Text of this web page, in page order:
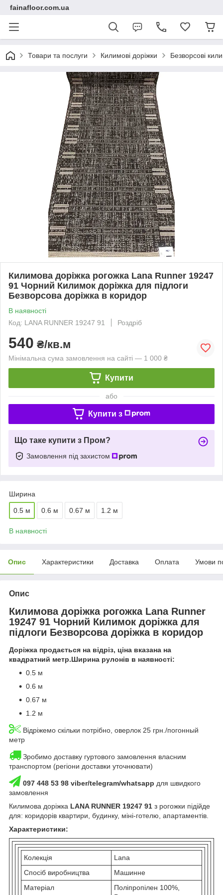
fainafloor.com.ua
Товари та послуги Килимові доріжки Безворсові
Килимова доріжка рогожка Lana Runner 19247
91 Чорний Килимок доріжка для підлоги
Безворсова доріжка в коридор
В наявності
Код: LANA RUNNER 19247 91
Роздріб
540 ₴/кв.м
Мінімальна сума замовлення на сайті — 1 000 ₴
Купити
або
Купити з
Що таке купити з Пром?
Замовлення під захистом
Ширина
0.5 м 0.6 м 0.67 м 1.2 м
В наявності
Опис Характеристики Доставка Оплата Умови
Опис
Килимова доріжка рогожка Lana Runner
19247 91 Чорний Килимок доріжка для
підлоги Безворсова доріжка в коридор
Доріжка продається на відріз, ціна вказана на
квадратний метр.Ширина рулонів в наявності:
0.5 м
0.6 м
0.67 м
1.2 м
Відріжемо скільки потрібно, оверлок 25 грн./погонный
метр
Зробимо доставку гуртового замовлення власним
транспортом (регіони доставки уточнювати)
097 448 53 98 viber/telegram/whatsapp для швидкого
замовлення
Килимова доріжка LANA RUNNER 19247 91 з рогожки підійде
для: коридорів квартири, будинку, міні-готелю, апартаментів.
Характеристики:
Колекція
Lana
Спосіб виробництва
Машинне
Матеріал
Поліпропілен 100%,